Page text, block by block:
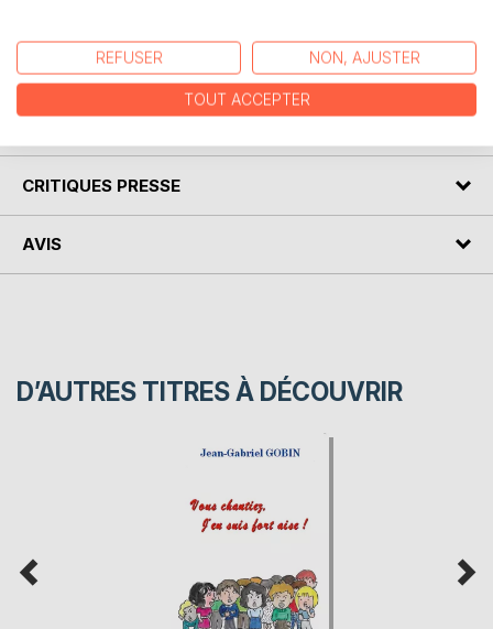
aux caractères bien typés font la richesse de cette
comédie légère mais non dépourvue de réflexion.
CRITIQUES PRESSE
AVIS
D’AUTRES TITRES À DÉCOUVRIR
REFUSER NON, AJUSTER
TOUT ACCEPTER